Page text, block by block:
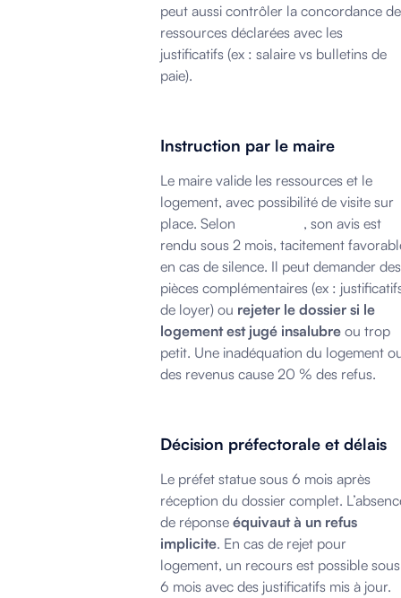
peut aussi contrôler la concordance
ressources déclarées avec les
justificatifs (ex : salaire vs bulletins de
paie).
Instruction par le maire
Le maire valide les ressources et le
logement, avec possibilité de visite sur
place. Selon
, son avis est
rendu sous 2 mois, tacitement
en cas de silence. Il peut demander des
pièces complémentaires (ex :
de loyer) ou rejeter le dossier si le
logement est jugé insalubre ou trop
petit. Une inadéquation du logement
des revenus cause 20 % des refus.
Décision préfectorale et délais
Le préfet statue sous 6 mois après
réception du dossier complet.
de réponse équivaut à un refus
implicite. En cas de rejet pour
logement, un recours est possible sous
6 mois avec des justificatifs mis à jour.